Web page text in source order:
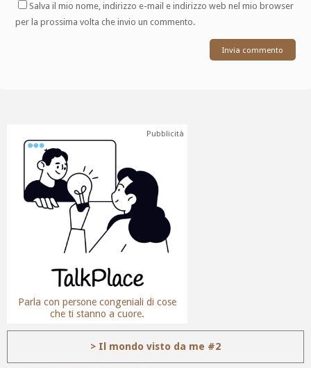
Salva il mio nome, indirizzo e-mail e indirizzo web nel mio browser
per la prossima volta che invio un commento.
Pubblicità
Parla con persone congeniali di cose
che ti stanno a cuore.
> Il mondo visto da me #2